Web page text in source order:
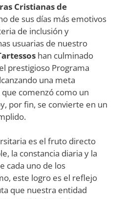
Cristianas de
de sus días más emotivos
de inclusión y
usuarias de nuestro
han culminado
prestigioso Programa
una meta
comenzó como un
por fin, se convierte en un
es el fruto directo
la constancia diaria y la
cada uno de los
este logro es el reflejo
que nuestra entidad